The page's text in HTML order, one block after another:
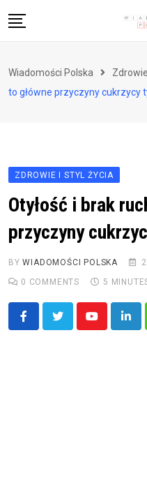
to
Zdrowie i styl życia
Wiadomości Polska
to główne przyczyny cukrzycy
ZDROWIE I STYL ŻYCIA
Otyłość i brak
przyczyny
BYWIADOMOŚCI POLSKA
0 COMMENTS 5
Youtube